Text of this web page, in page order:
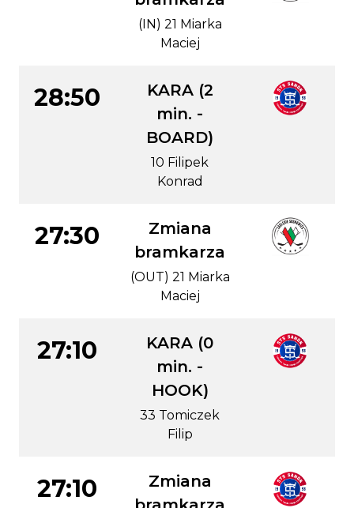
(IN) 21 Miarka
Maciej
28:50
KARA (2
min. -
BOARD)
10 Filipek
Konrad
27:30
Zmiana
bramkarza
(OUT) 21 Miarka
Maciej
27:10
KARA (0
min. -
HOOK)
33 Tomiczek
Filip
27:10
Zmiana